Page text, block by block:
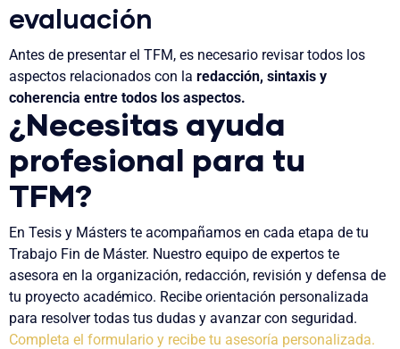
evaluación
Antes de presentar el TFM, es necesario revisar todos los
aspectos relacionados con la redacción, sintaxis y
coherencia entre todos los aspectos.
¿Necesitas ayuda
profesional para tu
TFM?
En Tesis y Másters te acompañamos en cada etapa de tu
Trabajo Fin de Máster. Nuestro equipo de expertos te
asesora en la organización, redacción, revisión y defensa de
tu proyecto académico. Recibe orientación personalizada
para resolver todas tus dudas y avanzar con seguridad.
Completa el formulario y recibe tu asesoría personalizada.